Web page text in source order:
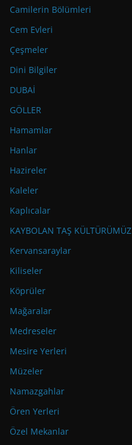
Camilerin Bölümleri
Cem Evleri
Çeşmeler
Dini Bilgiler
DUBAİ
GÖLLER
Hamamlar
Hanlar
Hazireler
Kaleler
Kaplıcalar
KAYBOLAN TAŞ KÜLTÜRÜMÜZ
Kervansaraylar
Kiliseler
Köprüler
Mağaralar
Medreseler
Mesire Yerleri
Müzeler
Namazgahlar
Ören Yerleri
Özel Mekanlar